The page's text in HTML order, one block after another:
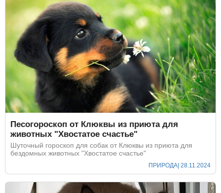
Песогороскоп от Клюквы из приюта для
животных "Хвостатое счастье"
Шуточный гороскоп для собак от Клюквы из приюта для
бездомных животных "Хвостатое счастье"
ПРИРОДА | 28.11.2024